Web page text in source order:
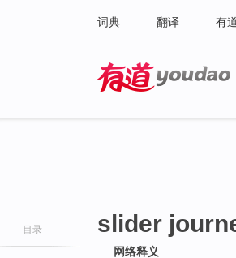
词典 翻译 有
目录 slider
网络释义